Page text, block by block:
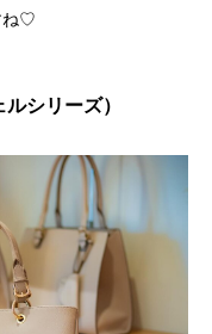
ね♡
シリーズ）